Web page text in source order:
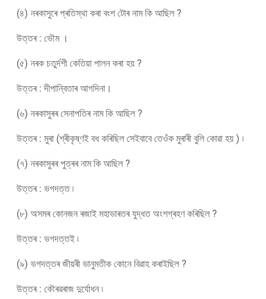
(৪) নৰকাসুৰে প্ৰতিস্থা কৰা বংশ টোৰ নাম কি আছিল ?
উত্তৰ : ভৌম ।
(৫) নৰক চতুৰ্দশী কেতিয়া পালন কৰা হয় ?
উত্তৰ : দীপান্বিতাৰ আগদিনা।
(৬) নৰকাসুৰৰ সেনাপতিৰ নাম কি আছিল ?
উত্তৰ : মুৰা (শ্ৰীকৃষ্ণই বধ কৰিছিল সেইবাবে তেওঁক মুৰাৰী বুলি কোৱা হয় ) ৷
(৭) নৰকাসুৰৰ পুত্ৰৰ নাম কি আছিল ?
উত্তৰ : ভগদত্ত ৷
(৮) অসমৰ কোনজন ৰজাই মহাভাৰতৰ যুদ্ধত অংশগ্ৰহণ কৰিছিল ?
উত্তৰ : ভগদত্তই ৷
(৯) ভগদত্তৰ জীয়ৰী ভানুমতীক কোনে বিৱাহ কৰাইছিল ?
উত্তৰ : কৌৰৱৰাজ দুৰ্যোধন ৷